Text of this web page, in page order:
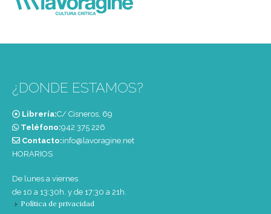
¿DONDE ESTAMOS?
Librería:C/ Cisneros, 69
Teléfono:‭942 375 226‬
Contacto:info@lavoragine.net
HORARIOS
De lunes a viernes
de 10 a 13:30h. y de 17:30 a 21h.
Política de privacidad